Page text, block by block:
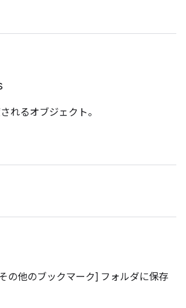
れるオブジェクト。
の他のブックマーク] フォルダに保存